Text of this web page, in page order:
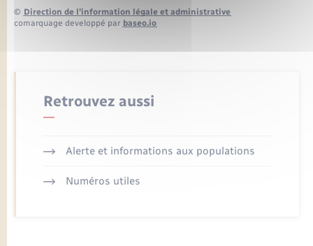
© Direction de l’information légale et administrative
comarquage developpé par baseo.io
Retrouvez aussi
Alerte et informations aux populations
Numéros utiles